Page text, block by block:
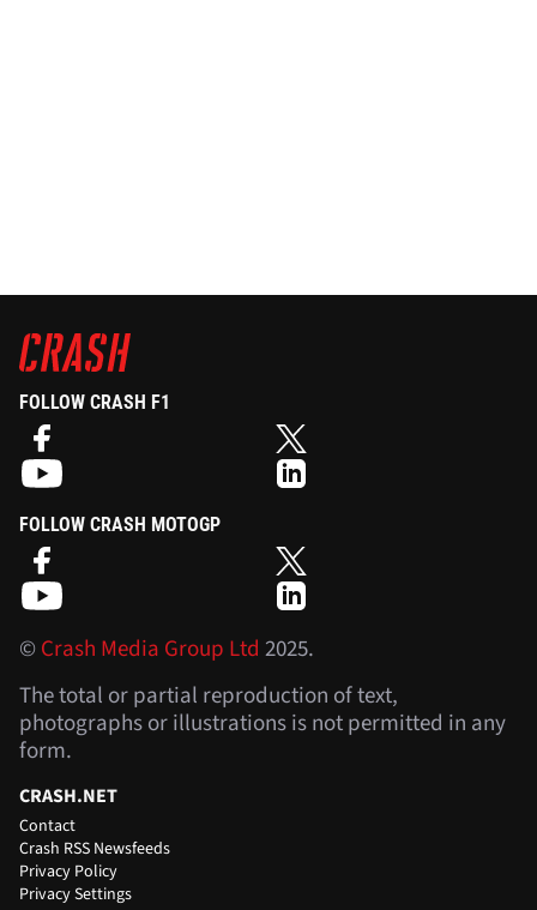
FOLLOW CRASH F1
FOLLOW CRASH MOTOGP
©Crash Media Group Ltd 2025.
The total or partial reproduction of text,
photographs or illustrations is not permitted in any
form.
CRASH.NET
Contact
Crash RSS Newsfeeds
Privacy Policy
Privacy Settings